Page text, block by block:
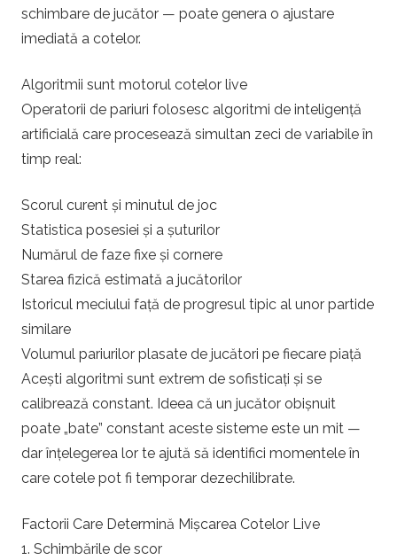
b
l
schimbare de jucător — poate genera o ajustare
imediată a cotelor.
Algoritmii sunt motorul cotelor live
Operatorii de pariuri folosesc algoritmi de inteligență
artificială care procesează simultan zeci de variabile în
timp real:
Scorul curent și minutul de joc
Statistica posesiei și a șuturilor
Numărul de faze fixe și cornere
Starea fizică estimată a jucătorilor
Istoricul meciului față de progresul tipic al unor partide
similare
Volumul pariurilor plasate de jucători pe fiecare piață
Acești algoritmi sunt extrem de sofisticați și se
calibrează constant. Ideea că un jucător obișnuit
poate „bate” constant aceste sisteme este un mit —
dar înțelegerea lor te ajută să identifici momentele în
care cotele pot fi temporar dezechilibrate.
Factorii Care Determină Mișcarea Cotelor Live
1. Schimbările de scor